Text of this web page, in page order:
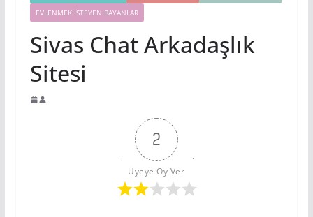
EVLENMEK İSTEYEN BAYANLAR
Sivas Chat Arkadaşlık
Sitesi
2
Üyeye Oy Ver